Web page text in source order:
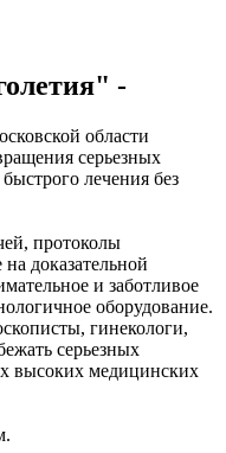
-
области
серьезных
лечения без
протоколы
доказательной
и заботливое
оборудование.
гинекологи,
серьезных
высоких медицинских